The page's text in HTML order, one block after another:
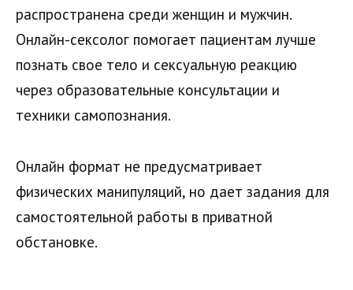
распространена среди женщин и мужчин.
Онлайн-сексолог помогает пациентам лучше
познать свое тело и сексуальную реакцию
через образовательные консультации и
техники самопознания.
Онлайн формат не предусматривает
физических манипуляций, но дает задания для
самостоятельной работы в приватной
обстановке.